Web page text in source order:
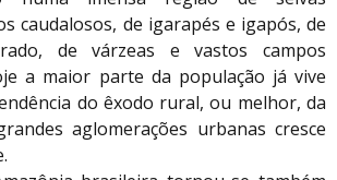
caudalosos, de igarapés e igapós, de
de várzeas e vastos campos
a maior parte da população já vive
do êxodo rural, ou melhor, da
aglomerações urbanas cresce